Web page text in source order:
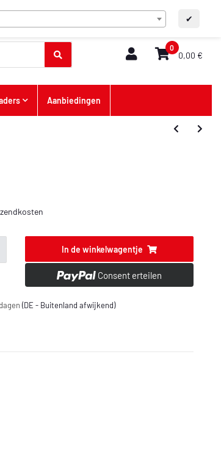
✔
NL FAQ / contact
0
0,00 €
Aanbiedingen
In de winkelwagentje
Consent erteilen
(DE - Buitenland afwijkend)